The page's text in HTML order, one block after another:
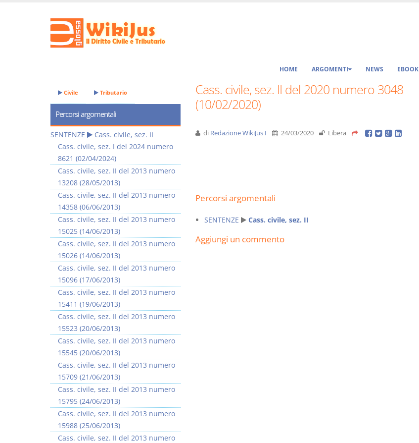
HOME ARGOMENTI NEWS EBOOK
Cass. civile, sez. II del 2020 numero 3048
(10/02/2020)
di Redazione WikiJus I 24/03/2020 Libera
Percorsi argomentali
SENTENZE Cass. civile, sez. II
Aggiungi un commento
Civile Tributario
Percorsi argomentali
SENTENZE
Cass. civile, sez. II
Cass. civile, sez. I del 2024 numero
8621 (02/04/2024)
Cass. civile, sez. II del 2013 numero
13208 (28/05/2013)
Cass. civile, sez. II del 2013 numero
14358 (06/06/2013)
Cass. civile, sez. II del 2013 numero
15025 (14/06/2013)
Cass. civile, sez. II del 2013 numero
15026 (14/06/2013)
Cass. civile, sez. II del 2013 numero
15096 (17/06/2013)
Cass. civile, sez. II del 2013 numero
15411 (19/06/2013)
Cass. civile, sez. II del 2013 numero
15523 (20/06/2013)
Cass. civile, sez. II del 2013 numero
15545 (20/06/2013)
Cass. civile, sez. II del 2013 numero
15709 (21/06/2013)
Cass. civile, sez. II del 2013 numero
15795 (24/06/2013)
Cass. civile, sez. II del 2013 numero
15988 (25/06/2013)
Cass. civile, sez. II del 2013 numero